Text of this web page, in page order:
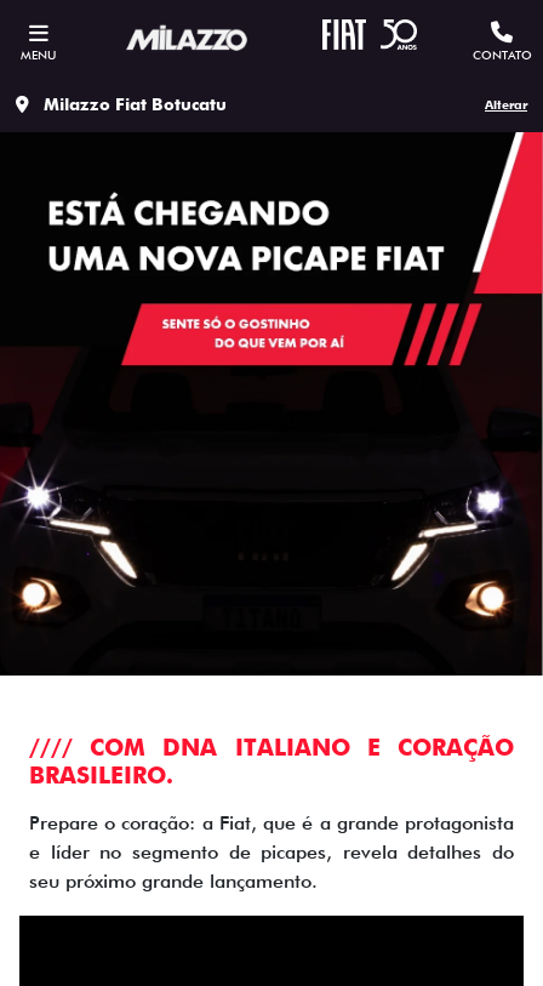
MENU CONTATO
Milazzo Fiat Botucatu Alterar
//// COM DNA ITALIANO E CORAÇÃO
BRASILEIRO.
Prepare o coração: a Fiat, que é a grande protagonista
e líder no segmento de picapes, revela detalhes do
seu próximo grande lançamento.